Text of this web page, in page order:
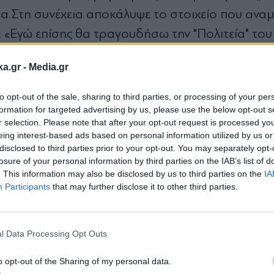
- Media.gr
opt-out of the sale, sharing to third parties, or processing of your
for targeted advertising by us, please use the below opt-out
selection. Please note that after your opt-out request is processed
interest-based ads based on personal information utilized by us
to third parties prior to your opt-out. You may separately
of your personal information by third parties on the IAB’s list of
This information may also be disclosed by us to third parties on the
Participants that may further disclose it to other third parties.
Data Processing Opt Outs
opt-out of the Sharing of my personal data.
Στη συνέχεια αποκάλυψε το στοιχείο που
«Εγώ επίσης θα τραγουδήσω την "Πολιτεία"
Αυτό θα είναι με μουσική techno!».
με το αποτέλεσμα, εκφράζοντας τη
και τις νεότερες ηλικίες.«Κυριολεκτικά
δίνοντας μια πρώτη γεύση από το
στο Ηρώδειο.Η επικείμενη συναυλία αναμένεται
σε διάλογο τον αρχαίο ελληνικό
και τον ιδιαίτερο ηλεκτρονικό ήχο
σημαντικά έργα και φιλοδοξεί να
πως η παράδοση, η ποίηση και οι σύγχρονες
newsletter